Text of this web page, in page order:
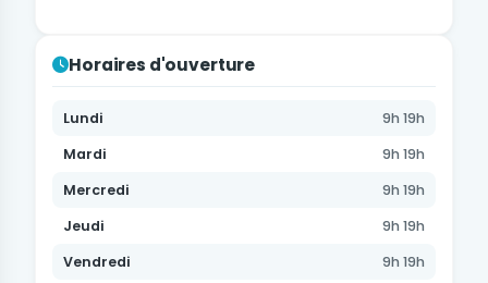
Horaires d'ouverture
Lundi
9h 19h
Mardi
9h 19h
Mercredi
9h 19h
Jeudi
9h 19h
Vendredi
9h 19h